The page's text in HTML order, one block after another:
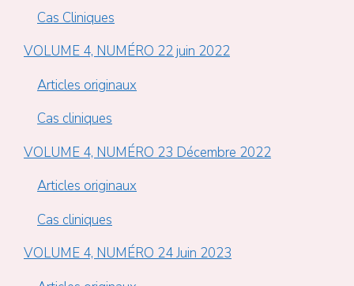
Cas Cliniques
VOLUME 4, NUMÉRO 22 juin 2022
Articles originaux
Cas cliniques
VOLUME 4, NUMÉRO 23 Décembre 2022
Articles originaux
Cas cliniques
VOLUME 4, NUMÉRO 24 Juin 2023